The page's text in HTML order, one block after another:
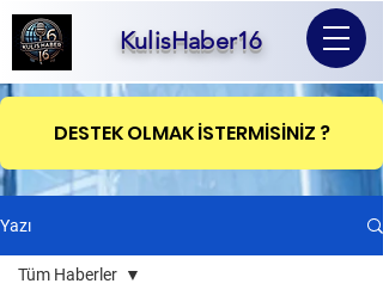
KulisHaber16
DESTEK OLMAK İSTERMİSİNİZ ?
Yazı
Tüm Haberler